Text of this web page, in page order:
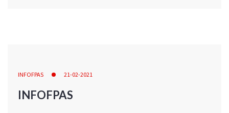
INFOFPAS 21-02-2021
INFOFPAS